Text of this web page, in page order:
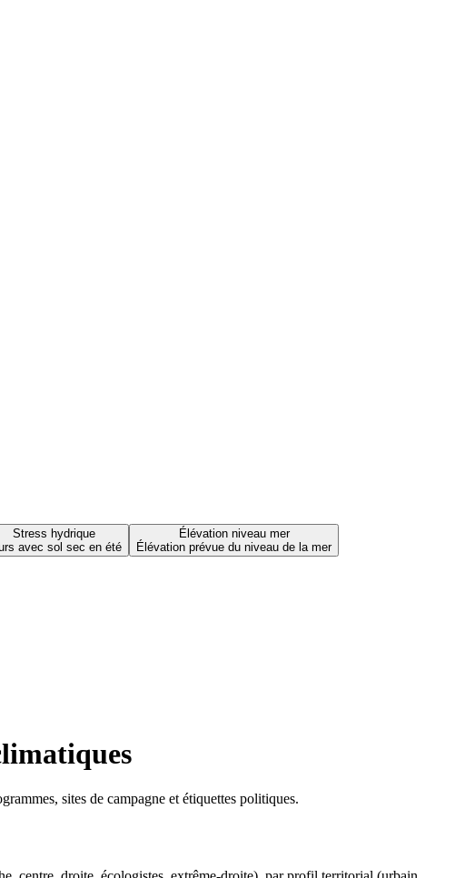
Stress hydrique
avec sol sec en été
Élévation niveau mer
Élévation prévue du niveau de la mer
sites de campagne et étiquettes politiques.